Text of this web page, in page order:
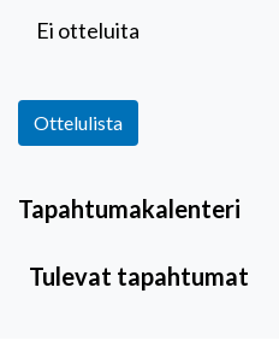
Ei otteluita
Ottelulista
Tapahtumakalenteri
Tulevat tapahtumat